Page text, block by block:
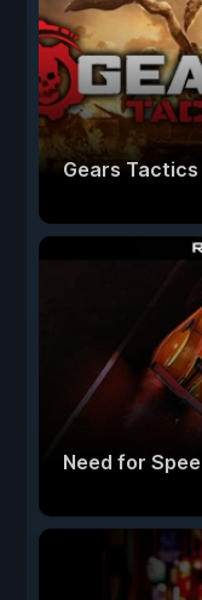
Gears Tactics
Need for